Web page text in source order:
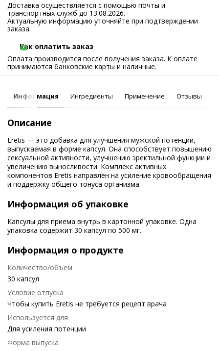
Доставка осуществляется с помощью почты и
транспортных служб до 13.08.2026.
Актуальную информацию уточняйте при подтверждении
заказа.
Как оплатить заказ
Оплата производится после получения заказа. К оплате
принимаются банковские карты и наличные.
Информация Ингредиенты Применение Отзывы
Описание
Eretis — это добавка для улучшения мужской потенции,
выпускаемая в форме капсул. Она способствует повышению
сексуальной активности, улучшению эректильной функции и
увеличению выносливости. Комплекс активных
компонентов Eretis направлен на усиление кровообращения
и поддержку общего тонуса организма.
Информация об упаковке
Капсулы для приема внутрь в картонной упаковке. Одна
упаковка содержит 30 капсул по 500 мг.
Информация о продукте
Количество/объем
30 капсул
Условие отпуска
Чтобы купить Eretis не требуется рецепт врача
Используется для
Для усиления потенции
Форма выпуска